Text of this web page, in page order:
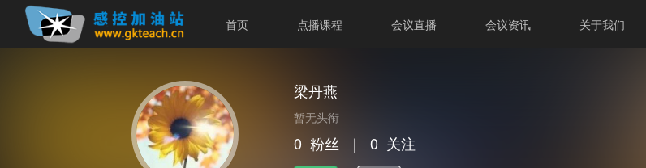
首页 点播课程 会议直播 会议资讯 关于我们
梁丹燕
暂无头衔
0 粉丝 ｜ 0 关注